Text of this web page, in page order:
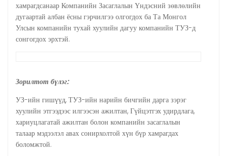
хамрагдсанаар Компанийн Засаглалын Үндэсний зөвлөлийн
дугаартай албан ёсны гэрчилгээ олгогдох ба Та Монгол
Улсын компанийн тухай хуулийн дагуу компанийн ТУЗ-д
сонгогдох эрхтэй.
Зорилтот бүлэг:
УЗ-ийн гишүүд, ТУЗ-ийн нарийн бичгийн дарга зэрэг
хуулийн этгээдээс илгээсэн ажилтан, Гүйцэтгэх удирдлага,
хариуцлагатай ажилтан болон компанийн засаглалын
талаар мэдээлэл авах сонирхолтой хүн бүр хамрагдах
боломжтой.